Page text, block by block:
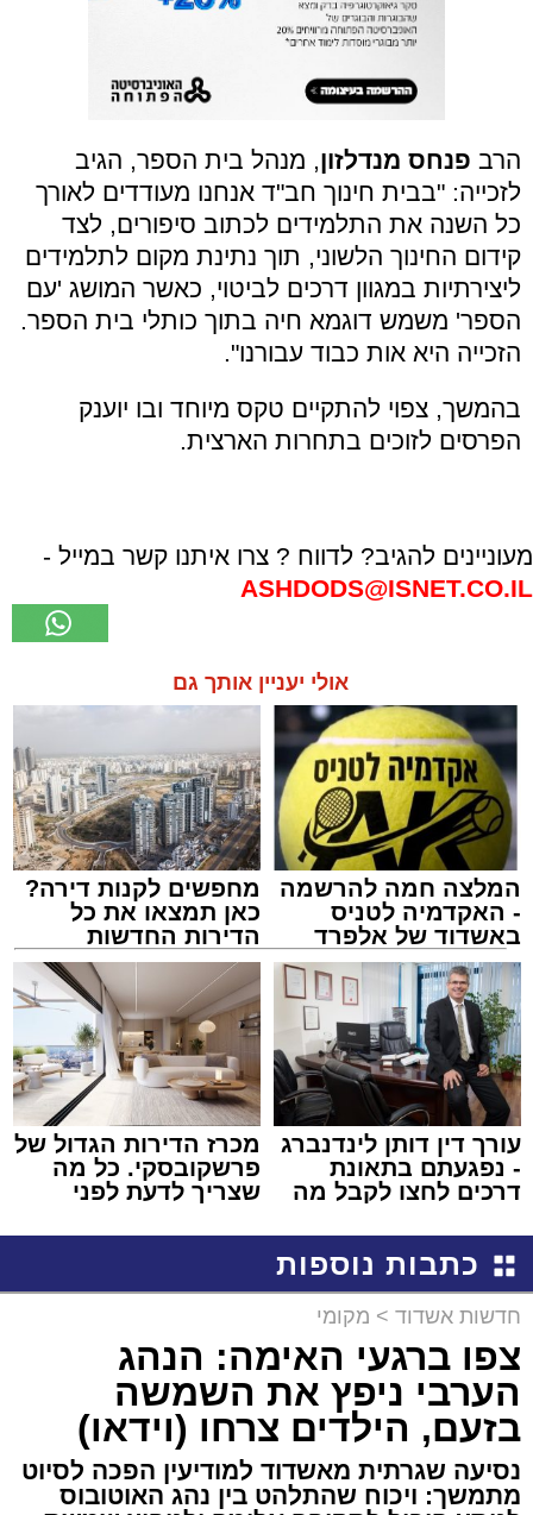
הרב פנחס מנדלזון, מנהל בית הספר, הגיב
לזכייה: "בבית חינוך חב"ד אנחנו מעודדים לאורך
כל השנה את התלמידים לכתוב סיפורים, לצד
קידום החינוך הלשוני, תוך נתינת מקום לתלמידים
ליצירתיות במגוון דרכים לביטוי, כאשר המושג 'עם
הספר' משמש דוגמא חיה בתוך כותלי בית הספר.
הזכייה היא אות כבוד עבורנו".
בהמשך, צפוי להתקיים טקס מיוחד ובו יוענק
הפרסים לזוכים בתחרות הארצית.
מעוניינים להגיב? לדווח ? צרו איתנו קשר במייל -
ASHDODS@ISNET.CO.IL
אולי יעניין אותך גם
המלצה חמה להרשמה
- האקדמיה לטניס
באשדוד של אלפרד
קריאולנסקי - לילדים
מחפשים לקנות דירה?
כאן תמצאו את כל
הדירות החדשות
למכירה באשדוד >>>
עורך דין דותן לינדנברג
- נפגעתם בתאונת
דרכים לחצו לקבל מה
מכרז הדירות הגדול של
פרשקובסקי. כל מה
שצריך לדעת לפני
באשדוד
כתבות נוספות
חדשות אשדוד > מקומי
צפו ברגעי האימה: הנהג
הערבי ניפץ את השמשה
בזעם, הילדים צרחו (וידאו)
נסיעה שגרתית מאשדוד למודיעין הפכה לסיוט
מתמשך: ויכוח שהתלהט בין נהג האוטובוס